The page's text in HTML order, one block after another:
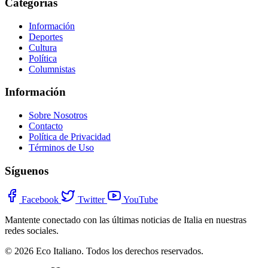
Categorías
Información
Deportes
Cultura
Política
Columnistas
Información
Sobre Nosotros
Contacto
Política de Privacidad
Términos de Uso
Síguenos
Facebook Twitter
YouTube
Mantente conectado con las últimas noticias de Italia en nuestras
redes sociales.
© 2026 Eco Italiano. Todos los derechos reservados.